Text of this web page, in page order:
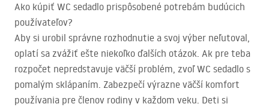
Ako kúpiť WC sedadlo prispôsobené potrebám budúcich
používateľov?
Aby si urobil správne rozhodnutie a svoj výber neľutoval,
oplatí sa zvážiť ešte niekoľko ďalších otázok. Ak pre teba
rozpočet nepredstavuje väčší problém, zvoľ WC sedadlo s
pomalým sklápaním. Zabezpečí výrazne väčší komfort
používania pre členov rodiny v každom veku. Deti si